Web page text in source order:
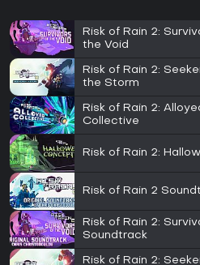
Risk of Rain 2:
the Void
Risk of Rain 2:
the Storm
Risk of Rain 2:
Collective
Risk of Rain 2:
Risk of Rain 2
Risk of Rain 2:
Soundtrack
Risk of Rain 2: